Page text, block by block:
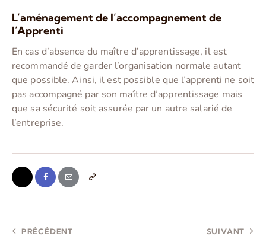
L’aménagement de l’accompagnement de
l’Apprenti
En cas d’absence du maître d’apprentissage, il est
recommandé de garder l’organisation normale autant
que possible. Ainsi, il est possible que l’apprenti ne soit
pas accompagné par son maître d’apprentissage mais
que sa sécurité soit assurée par un autre salarié de
l’entreprise.
PRÉCÉDENT SUIVANT